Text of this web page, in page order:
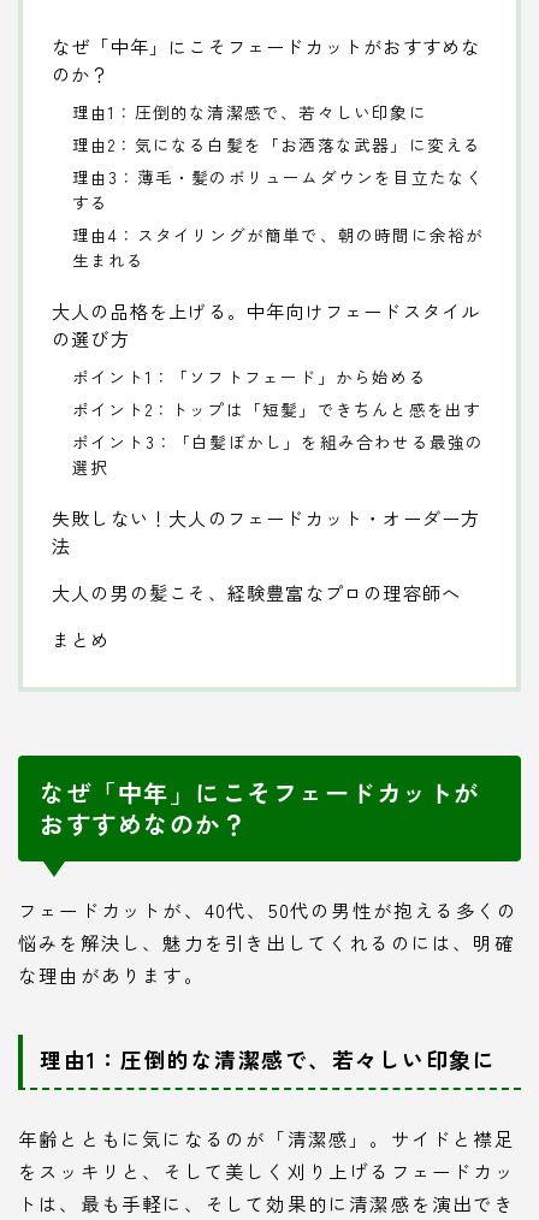
なぜ「中年」にこそフェードカットがおすすめな
のか？
理由1：圧倒的な清潔感で、若々しい印象に
理由2：気になる白髪を「お洒落な武器」に変える
理由3：薄毛・髪のボリュームダウンを目立たなく
する
理由4：スタイリングが簡単で、朝の時間に余裕が
生まれる
大人の品格を上げる。中年向けフェードスタイル
の選び方
ポイント1：「ソフトフェード」から始める
ポイント2：トップは「短髪」できちんと感を出す
ポイント3：「白髪ぼかし」を組み合わせる最強の
選択
失敗しない！大人のフェードカット・オーダー方
法
大人の男の髪こそ、経験豊富なプロの理容師へ
まとめ
なぜ「中年」にこそフェードカットが
おすすめなのか？
フェードカットが、40代、50代の男性が抱える多くの
悩みを解決し、魅力を引き出してくれるのには、明確
な理由があります。
理由1：圧倒的な清潔感で、若々しい印象に
年齢とともに気になるのが「清潔感」。サイドと襟足
をスッキリと、そして美しく刈り上げるフェードカッ
トは、最も手軽に、そして効果的に清潔感を演出でき